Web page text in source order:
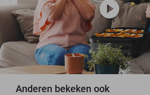
play_circle
Anderen bekeken ook